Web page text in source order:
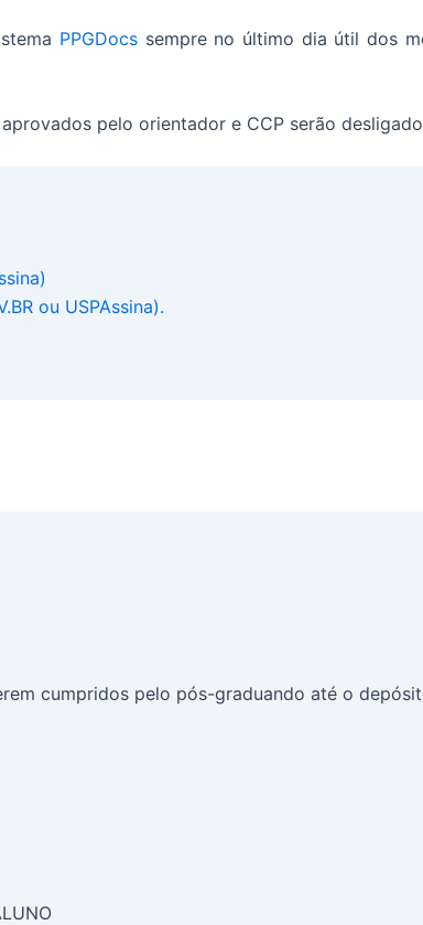
PPGDocs sempre no último dia útil dos
pelo orientador e CCP serão
ou USPAssina).
cumpridos pelo pós-graduando até o